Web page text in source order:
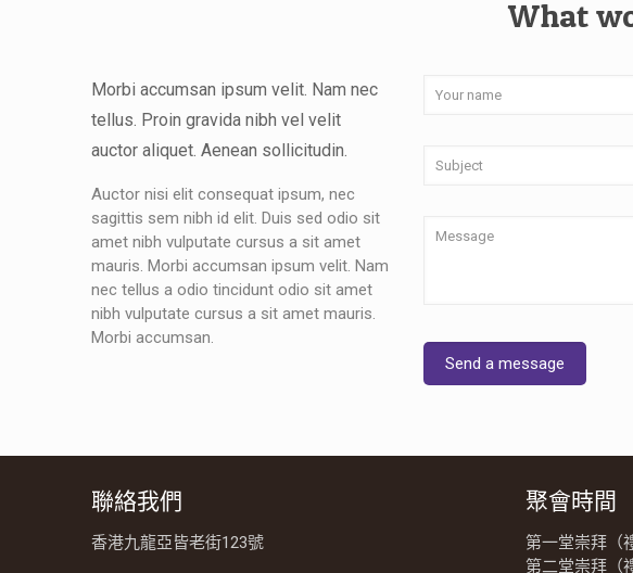
What
Morbi accumsan ipsum velit. Nam nec
tellus. Proin gravida nibh vel velit
auctor aliquet. Aenean sollicitudin.
Auctor nisi elit consequat ipsum, nec
sagittis sem nibh id elit. Duis sed odio sit
amet nibh vulputate cursus a sit amet
mauris. Morbi accumsan ipsum velit. Nam
nec tellus a odio tincidunt odio sit amet
nibh vulputate cursus a sit amet mauris.
Morbi accumsan.
聯絡我們
香港九龍亞皆老街123號
聚會時間
第一堂崇拜（
第二堂崇拜（